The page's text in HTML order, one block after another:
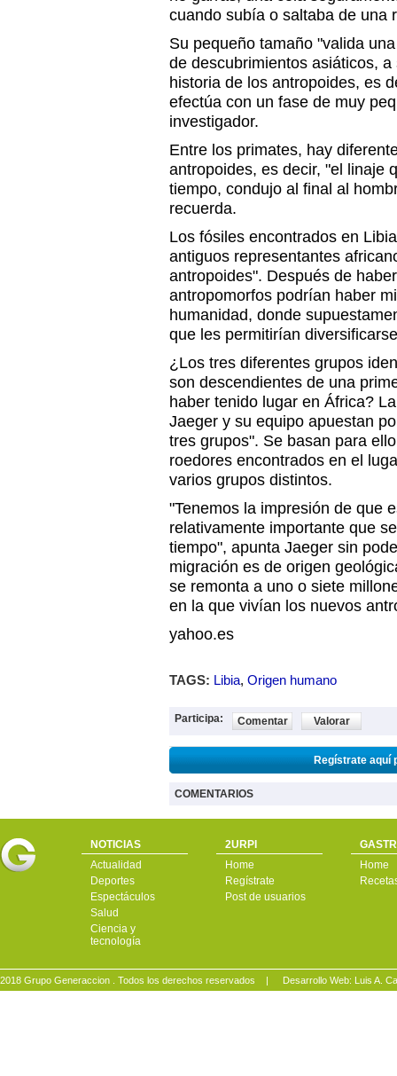
cuando subía o saltaba de una
Su pequeño tamaño "valida
de descubrimientos asiáticos,
historia de los antropoides, es
efectúa con un fase de muy
investigador.
Entre los primates, hay
antropoides, es decir, "el linaje
tiempo, condujo al final al
recuerda.
Los fósiles encontrados en
antiguos representantes
antropoides". Después de
antropomorfos podrían haber
humanidad, donde
que les permitirían
¿Los tres diferentes grupos
son descendientes de una
haber tenido lugar en África?
Jaeger y su equipo apuestan
tres grupos". Se basan para
roedores encontrados en el
varios grupos distintos.
"Tenemos la impresión de que
relativamente importante que
tiempo", apunta Jaeger sin
migración es de origen
se remonta a uno o siete
en la que vivían los nuevos
yahoo.es
TAGS: Libia, Origen humano
Participa: Comentar Valorar
Regístrate aquí
COMENTARIOS
NOTICIAS
Actualidad
Deportes
Espectáculos
Salud
Ciencia y
tecnología
2URPI
Home
Regístrate
Post de usuarios
Home
2018 Grupo Generaccion . Todos los derechos reservados | Desarrollo Web: Luis